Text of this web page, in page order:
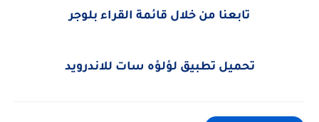
تابعنا من خلال قائمة القراء بلوجر
تحميل تطبيق لؤلؤه سات للاندرويد